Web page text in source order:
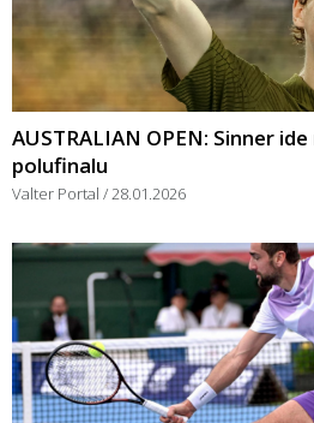
AUSTRALIAN OPEN: Sinner
polufinalu
Valter Portal 28.01.2026